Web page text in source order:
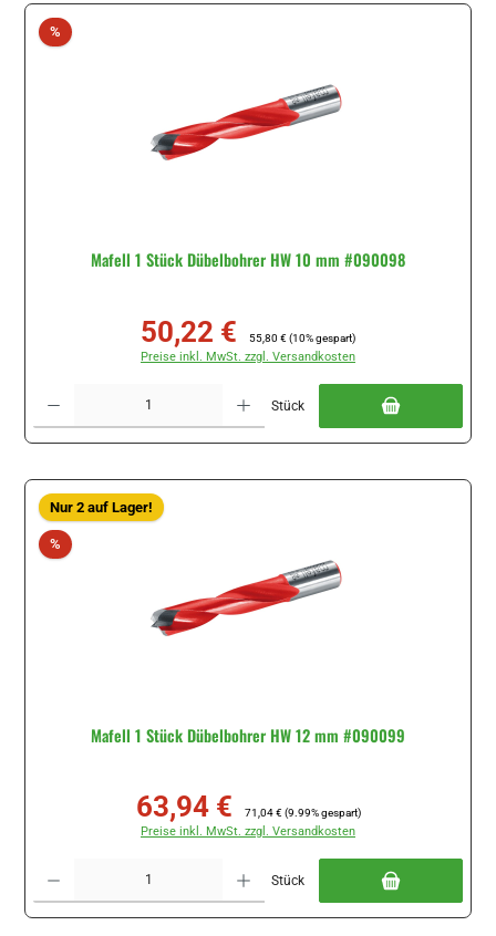
%Rabatt
Mafell 1 Stück Dübelbohrer HW 10 mm #090098
Verkaufspreis:
50,22 € 55,80 € (10% gespart)
Preise inkl. MwSt. zzgl. Versandkosten
Stück
Nur 2 auf Lager!
%Rabatt
Mafell 1 Stück Dübelbohrer HW 12 mm #090099
Verkaufspreis:
63,94 € 71,04 € (9.99% gespart)
Preise inkl. MwSt. zzgl. Versandkosten
Stück